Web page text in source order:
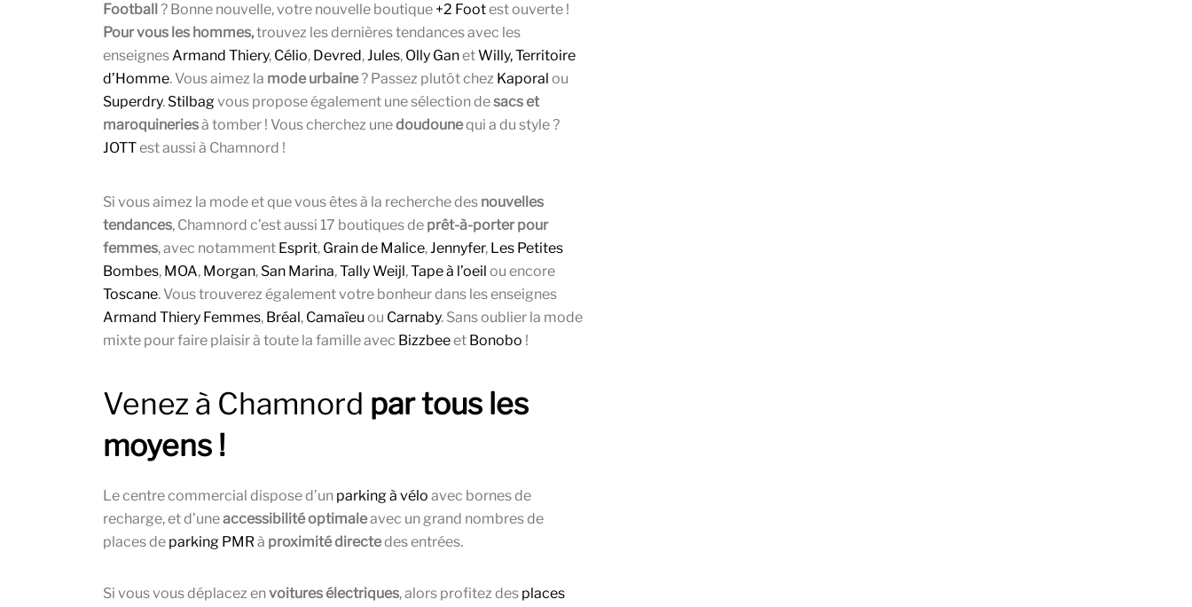
Football? Bonne nouvelle, votre nouvelle boutique +2 Footest ouverte !
Pour vous les hommes,trouvez les dernières tendances avec les
enseignesArmand Thiery, Célio, Devred,Jules, Olly GanetWilly, Territoire
d’Homme. Vous aimez la mode urbaine? Passez plutôt chez Kaporal ou
Superdry. Stilbagvous propose également une sélection desacs et
maroquineriesà tomber ! Vous cherchez unedoudounequi a du style ?
JOTTest aussi à Chamnord !
Si vous aimez la mode et que vous êtes à la recherche des nouvelles
tendances, Chamnord c’est aussi 17 boutiques de prêt-à-porter pour
femmes, avec notamment Esprit, Grain de Malice,Jennyfer, Les Petites
Bombes, MOA, Morgan, San Marina,Tally Weijl,Tape à l’oeil ou encore
Toscane. Vous trouverez également votre bonheur dans les enseignes
Armand Thiery Femmes, Bréal, Camaïeu ou Carnaby. Sans oublier la mode
mixte pour faire plaisir à toute la famille avec Bizzbeeet Bonobo !
Venez à Chamnord par tous les
moyens !
Le centre commercial dispose d’un parking à vélo avec bornes de
recharge, et d’uneaccessibilité optimaleavec un grand nombres de
places de parking PMRà proximité directedes entrées.
Si vous vous déplacez envoitures électriques, alors profitez des places